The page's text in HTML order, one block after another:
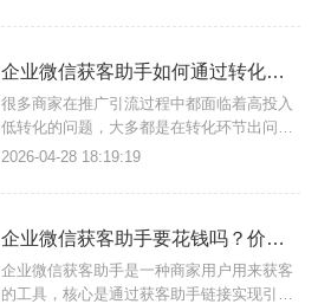
地页搭建功能即可，获客助手支持任意场景
量转化的方式尤其适合商家用户构建私域流
量。简单几步快速搭建广告落地页链
企业微信获客助手如何通过转化宝做到高效精准的链路引流方式？
很多商家在推广引流过程中都面临着高投入
低转化的问题，大多都是在转化环节出问
题，不妨试试转化宝获客助手这款工具，支
面，还具有很多推广引流所需功能，下面我
高效精准的链路引流方式？一、活码结合链
接引流获客链接其实就是企微活码加上
2026-04-28 18:19:19
企业微信获客助手要花钱吗？价格怎么样？获客助手有什么功能？
企业微信获客助手是一种商家用户用来获客
的工具，核心是通过获客助手链接实现引流